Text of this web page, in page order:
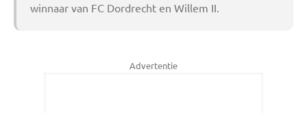
winnaar van FC Dordrecht en Willem II.
Advertentie